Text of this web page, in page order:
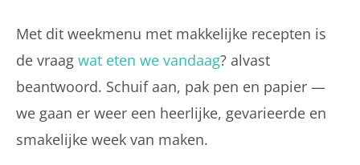
Met dit weekmenu met makkelijke recepten is
de vraag wat eten we vandaag? alvast
beantwoord. Schuif aan, pak pen en papier —
we gaan er weer een heerlijke, gevarieerde en
smakelijke week van maken.